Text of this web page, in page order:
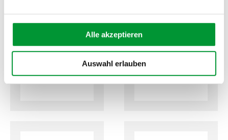
Alle akzeptieren
Auswahl erlauben